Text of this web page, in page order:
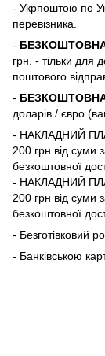
- Укрпоштою по
перевізника.
- БЕЗКОШТОВНА
грн. - тільки для
поштового
- БЕЗКОШТОВНА
доларів / євро
- НАКЛАДНИЙ
200 грн від суми
безкоштовної
- НАКЛАДНИЙ
200 грн від суми
безкоштовної
- Безготівковий
- Банківською